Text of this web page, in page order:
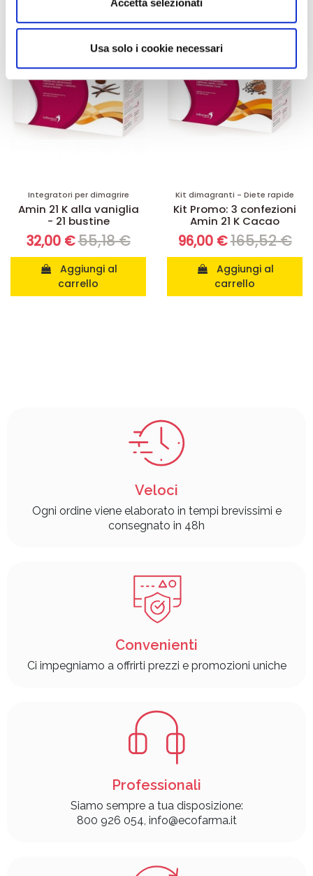
analizzare il nostro traffico. Condividiamo inoltre
informazioni sul modo in cui utilizza il nostro sito con i
nostri partner che si occupano di analisi dei dati web,
pubblicità e social media, i quali potrebbero combinarle
con altre informazioni che ha fornito loro o che hanno
raccolto dal suo utilizzo dei loro servizi.
Usa solo i cookie necessari
Integratori per dimagrire
Amin 21 K alla vaniglia
- 21 bustine
32,00 €55,18 €
carrello
Kit dimagranti - Diete rapide
Kit Promo: 3 confezioni
Amin 21 K Cacao
96,00 €165,52 €
carrello
Veloci
Ogni ordine viene elaborato in tempi brevissimi e
consegnato in 48h
Convenienti
Ci impegniamo a offrirti prezzi e promozioni uniche
Professionali
Siamo sempre a tua disposizione:
800 926 054, info@ecofarma.it